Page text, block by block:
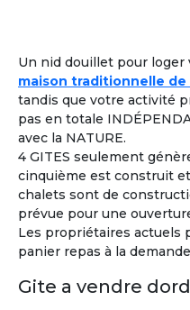
Un nid douillet pour loger
maison traditionnelle de
tandis que votre activité
pas en totale
avec la NATURE.
4 GITES seulement
cinquième est construit
chalets sont de
prévue pour une
Les propriétaires
panier repas à la
Gite a vendre
mois seulement.
Colouer Intégrer
Toulon France ±
Bonjour femme
joyeuse